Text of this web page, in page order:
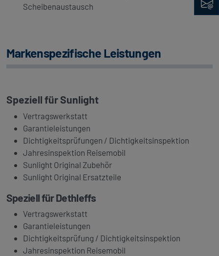
Scheibenaustausch
Markenspezifische Leistungen
Speziell für Sunlight
Vertragswerkstatt
Garantieleistungen
Dichtigkeitsprüfungen / Dichtigkeitsinspektion
Jahresinspektion Reisemobil
Sunlight Original Zubehör
Sunlight Original Ersatzteile
Speziell fürDethleffs
Vertragswerkstatt
Garantieleistungen
Dichtigkeitsprüfung / Dichtigkeitsinspektion
Jahresinspektion Reisemobil